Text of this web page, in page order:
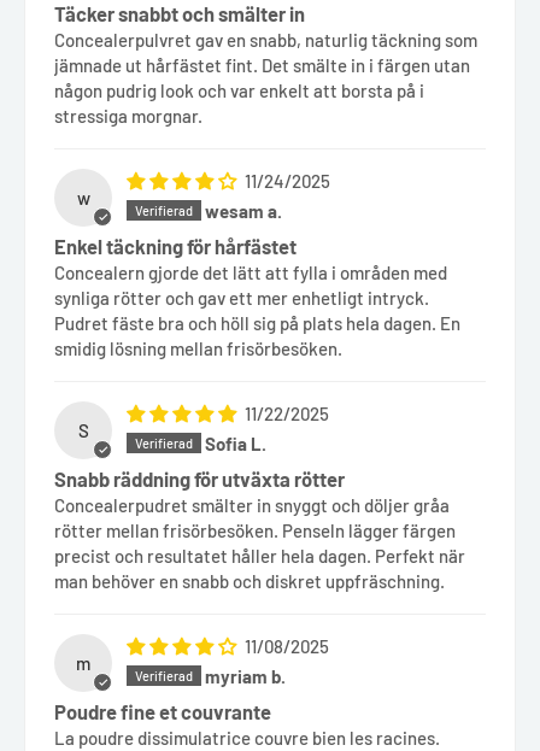
Täcker snabbt och smälter in
Concealerpulvret gav en snabb, naturlig täckning som
jämnade ut hårfästet fint. Det smälte in i färgen utan
någon pudrig look och var enkelt att borsta på i
stressiga morgnar.
w
11/24/2025
wesam a.
Enkel täckning för hårfästet
Concealern gjorde det lätt att fylla i områden med
synliga rötter och gav ett mer enhetligt intryck.
Pudret fäste bra och höll sig på plats hela dagen. En
smidig lösning mellan frisörbesöken.
S
11/22/2025
Sofia L.
Snabb räddning för utväxta rötter
Concealerpudret smälter in snyggt och döljer gråa
rötter mellan frisörbesöken. Penseln lägger färgen
precist och resultatet håller hela dagen. Perfekt när
man behöver en snabb och diskret uppfräschning.
m
11/08/2025
myriam b.
Poudre fine et couvrante
La poudre dissimulatrice couvre bien les racines.